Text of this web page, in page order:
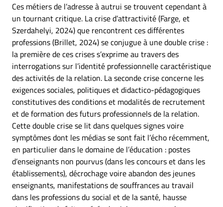
Ces métiers de l’adresse à autrui se trouvent cependant à
un tournant critique. La crise d’attractivité (Farge, et
Szerdahelyi, 2024) que rencontrent ces différentes
professions (Brillet, 2024) se conjugue à une double crise :
la première de ces crises s’exprime au travers des
interrogations sur l’identité professionnelle caractéristique
des activités de la relation. La seconde crise concerne les
exigences sociales, politiques et didactico-pédagogiques
constitutives des conditions et modalités de recrutement
et de formation des futurs professionnels de la relation.
Cette double crise se lit dans quelques signes voire
symptômes dont les médias se sont fait l’écho récemment,
en particulier dans le domaine de l’éducation : postes
d’enseignants non pourvus (dans les concours et dans les
établissements), décrochage voire abandon des jeunes
enseignants, manifestations de souffrances au travail
dans les professions du social et de la santé, hausse